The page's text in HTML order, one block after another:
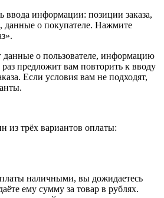
ввода информации: позиции заказа,
данные о покупателе. Нажмите
данные о пользователе, информацию
предложит вам повторить к вводу
Если условия вам не подходят,
из трёх вариантов оплаты:
наличными, вы дожидаетесь
ему сумму за товар в рублях.